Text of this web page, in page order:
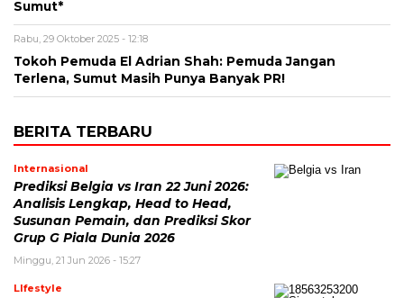
Sumut*
Rabu, 29 Oktober 2025 - 12:18
Tokoh Pemuda El Adrian Shah: Pemuda Jangan
Terlena, Sumut Masih Punya Banyak PR!
BERITA TERBARU
Internasional
Prediksi Belgia vs Iran 22 Juni 2026:
Analisis Lengkap, Head to Head,
Susunan Pemain, dan Prediksi Skor
Grup G Piala Dunia 2026
Minggu, 21 Jun 2026 - 15:27
LIfestyle